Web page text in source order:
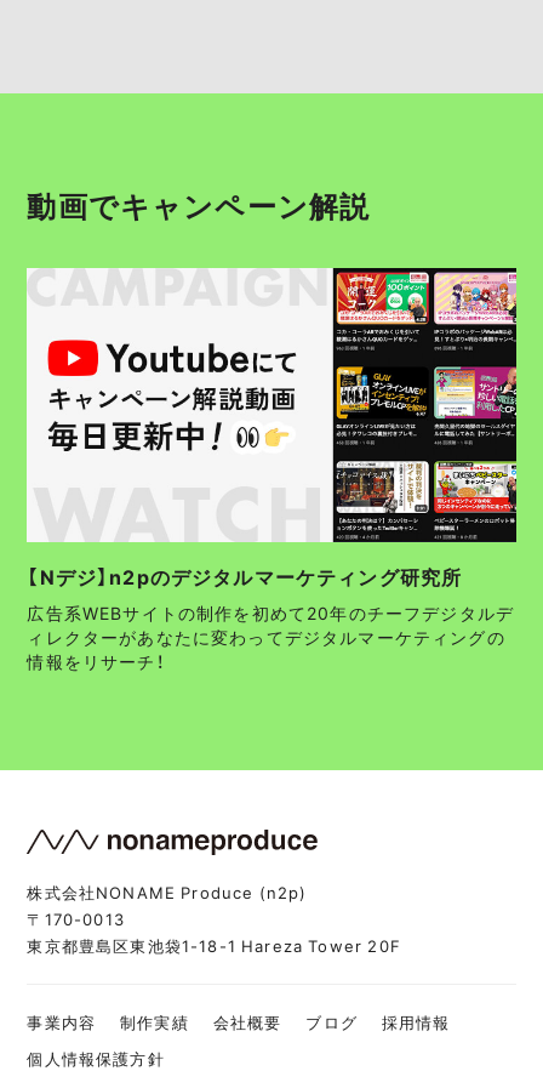
動画でキャンペーン解説
【Nデジ】n2pのデジタルマーケティング研究所
広告系WEBサイトの制作を初めて20年のチーフデジタルデ
ィレクターがあなたに変わってデジタルマーケティングの
情報をリサーチ！
株式会社NONAME Produce (n2p)
〒170-0013
東京都豊島区東池袋1-18-1 Hareza Tower 20F
事業内容 制作実績 会社概要 ブログ
採用情報
個人情報保護方針